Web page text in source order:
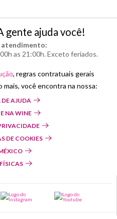
gente ajuda você!
as 21:00h. Exceto feriados.
, regras contratuais gerais
mais, você encontra na nossa:
AJUDA
NA WINE
DE COOKIES